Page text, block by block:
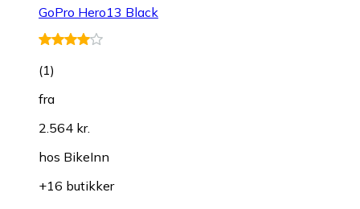
GoPro Hero13 Black
(1)
fra
2.564 kr.
hos BikeInn
+16 butikker